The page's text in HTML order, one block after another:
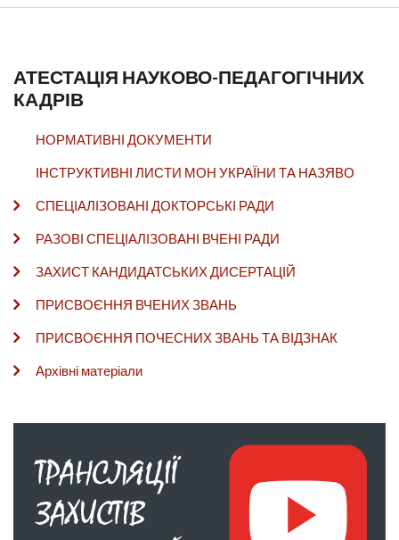
АТЕСТАЦІЯ НАУКОВО-ПЕДАГОГІЧНИХ
КАДРІВ
НОРМАТИВНІ ДОКУМЕНТИ
ІНСТРУКТИВНІ ЛИСТИ МОН УКРАЇНИ ТА НАЗЯВО
СПЕЦІАЛІЗОВАНІ ДОКТОРСЬКІ РАДИ
РАЗОВІ СПЕЦІАЛІЗОВАНІ ВЧЕНІ РАДИ
ЗАХИСТ КАНДИДАТСЬКИХ ДИСЕРТАЦІЙ
ПРИСВОЄННЯ ВЧЕНИХ ЗВАНЬ
ПРИСВОЄННЯ ПОЧЕСНИХ ЗВАНЬ ТА ВІДЗНАК
Архівні матеріали